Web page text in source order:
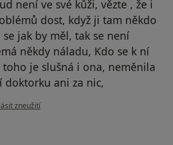
není ve své kůži, vězte , že i
dost, když ji tam někdo
jak by měl, tak se není
někdy náladu, Kdo se k ní
toho je slušná i ona, neměnila
doktorku ani za nic,
názoru uživatele Váš účet byl odstraněn
zneužití